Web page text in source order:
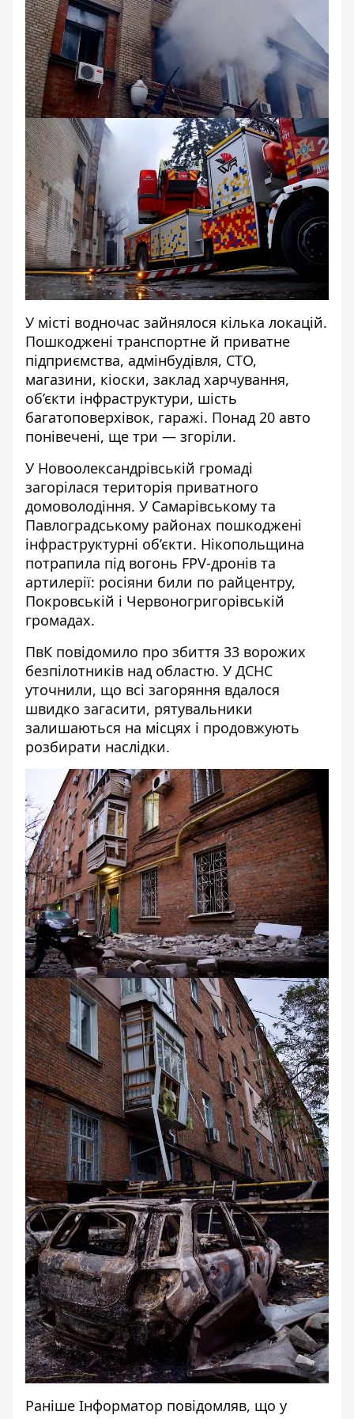
У місті водночас зайнялося кілька локацій.
Пошкоджені транспортне й приватне
підприємства, адмінбудівля, СТО,
магазини, кіоски, заклад харчування,
об’єкти інфраструктури, шість
багатоповерхівок, гаражі. Понад 20 авто
понівечені, ще три — згоріли.
У Новоолександрівській громаді
загорілася територія приватного
домоволодіння. У Самарівському та
Павлоградському районах пошкоджені
інфраструктурні об’єкти. Нікопольщина
потрапила під вогонь FPV-дронів та
артилерії: росіяни били по райцентру,
Покровській і Червоногригорівській
громадах.
ПвК повідомило про збиття 33 ворожих
безпілотників над областю. У ДСНС
уточнили, що всі загоряння вдалося
швидко загасити, рятувальники
залишаються на місцях і продовжують
розбирати наслідки.
Раніше Інформатор повідомляв, що у